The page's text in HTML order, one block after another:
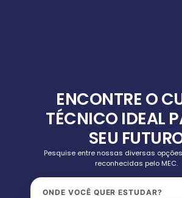
ENCONTRE O
TÉCNICO IDEAL
SEU
Pesquise entre nossas diversas
reconhecidas pelo MEC.
ONDE VOCÊ QUER ESTUDAR?